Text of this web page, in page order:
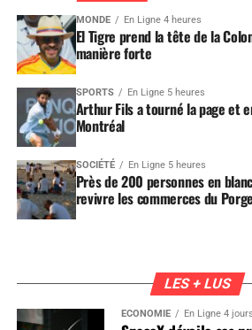
MONDE En Ligne 4 heures
El Tigre prend la tête de la
manière forte
SPORTS En Ligne 5 heures
Arthur Fils a tourné la page et
Montréal
SOCIÉTÉ En Ligne 5 heures
Près de 200 personnes en
revivre les commerces du Porge
LES + LUS
ÉCONOMIE En Ligne 4 jours